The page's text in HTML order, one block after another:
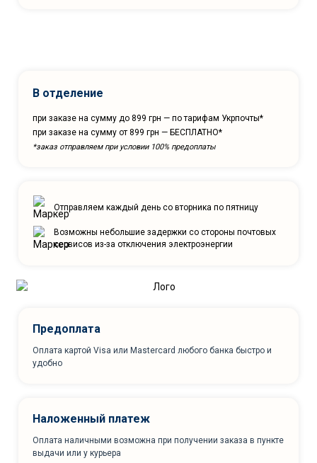
В отделение
при заказе на сумму до 899 грн — по тарифам Укрпочты*
при заказе на сумму от 899 грн — БЕСПЛАТНО*
*заказ отправляем при условии 100% предоплаты
Отправляем каждый день со вторника по пятницу
Возможны небольшие задержки со стороны почтовых
сервисов из-за отключения электроэнергии
Предоплата
Оплата картой Visa или Mastercard любого банка быстро и
удобно
Наложенный платеж
Оплата наличными возможна при получении заказа в пункте
выдачи или у курьера